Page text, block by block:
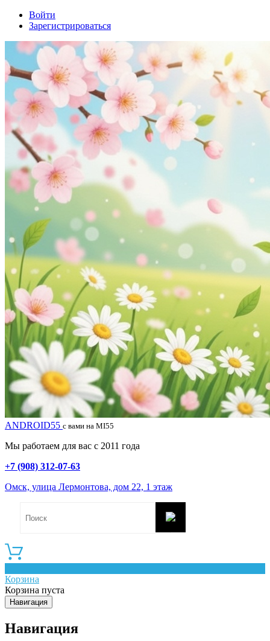
Войти
Зарегистрироваться
ANDROID55 с вами на MI55
Мы работаем для вас с 2011 года
+7 (908) 312-07-63
Омск, улица Лермонтова, дом 22, 1 этаж
Корзина
Корзина пуста
Навигация
Навигация